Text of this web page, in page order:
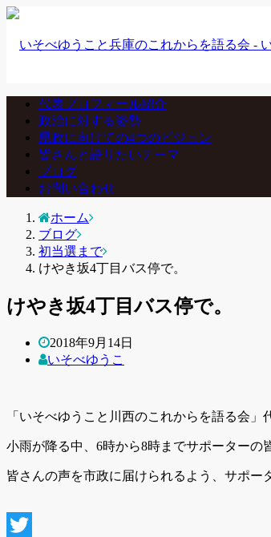
代表プロフィール紹介
政治に対する姿勢
県政に向けての4つのビジョン
皆さんと語りたいテーマ
ブログ
お問い合わせ
ホーム
ブログ
初当選まで
けやき坂4丁目バス停で。
けやき坂4丁目バス停で。
2018年9月14日
いそべゆうこ
「いそべゆうこと川西のこれからを語る会
小雨が降る中、6時から8時までサポーターの
皆さんの声を市政に届けられるよう、サポー